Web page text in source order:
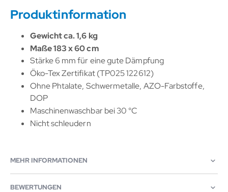
Produktinformation
Gewicht ca. 1,6 kg
Maße 183 x 60 cm
Stärke 6 mm für eine gute Dämpfung
Öko-Tex Zertifikat (TP025 122612)
Ohne Phtalate, Schwermetalle, AZO-Farbstoffe,
DOP
Maschinenwaschbar bei 30 °C
Nicht schleudern
MEHR INFORMATIONEN
BEWERTUNGEN